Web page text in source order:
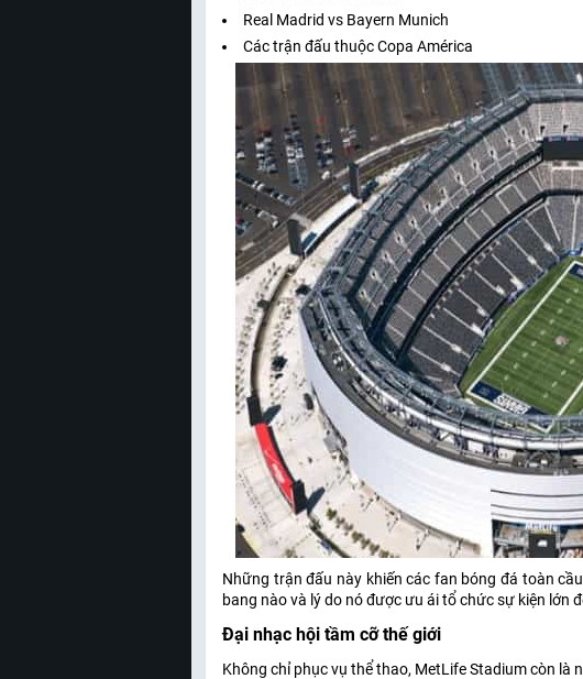
Real Madrid vs Bayern Munich
Các trận đấu thuộc Copa América
Những trận đấu này khiến các fan bóng đá toàn
bang nào và lý do nó được ưu ái tổ chức sự kiện lớn
Đại nhạc hội tầm cỡ thế giới
Không chỉ phục vụ thể thao, MetLife Stadium còn là